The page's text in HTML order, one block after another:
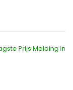
Prijs Melding In
was:
€52.50.